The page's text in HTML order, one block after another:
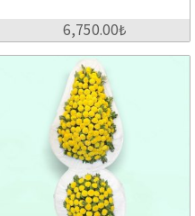
6,750.00₺